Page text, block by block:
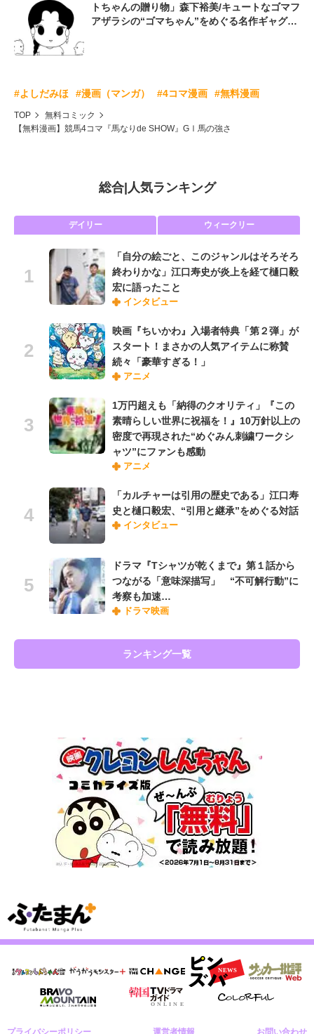
トちゃんの贈り物」森下裕美/キュートなゴマフ
アザラシの“ゴマちゃん”をめぐる名作ギャグ4
#よしだみほ #漫画（マンガ） #4コマ漫画 #無料漫画
TOP
無料コミック
【無料漫画】競馬4コマ『馬なりde SHOW』GⅠ馬の強さ
総合| 人気ランキング
デイリー ウィークリー
「自分の絵ごと、このジャンルはそろそろ
終わりかな」江口寿史が炎上を経て樋口毅
宏に語ったこと
インタビュー
映画『ちいかわ』入場者特典「第２弾」が
スタート！まさかの人気アイテムに称賛
続々「豪華すぎる！」
アニメ
1万円超えも「納得のクオリティ」『この
素晴らしい世界に祝福を！』10万針以上の
密度で再現された“めぐみん刺繍ワークシ
ャツ”にファンも感動
アニメ
「カルチャーは引用の歴史である」江口寿
史と樋口毅宏、“引用と継承”をめぐる対話
インタビュー
ドラマ『Tシャツが乾くまで』第１話から
つながる「意味深描写」 “不可解行動”に
考察も加速…
ドラマ映画
ランキング一覧
プライバシーポリシー 運営者情報 お問い合わせ